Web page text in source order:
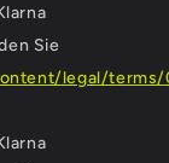
Sie
legal/